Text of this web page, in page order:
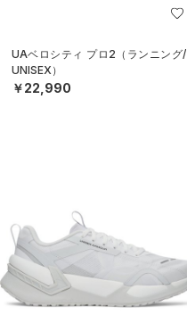
UAベロシティ プロ2（ランニング/
UNISEX）
￥22,990